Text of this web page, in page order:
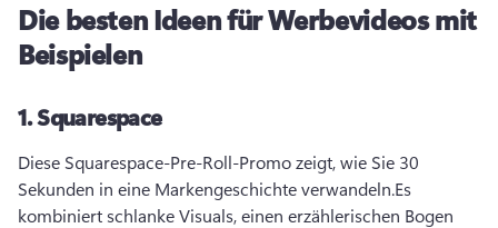
Die besten Ideen für Werbevideos mit
Beispielen
1.Squarespace
Diese Squarespace-Pre-Roll-Promo zeigt, wie Sie 30
Sekunden in eine Markengeschichte verwandeln.Es
kombiniert schlanke Visuals, einen erzählerischen Bogen